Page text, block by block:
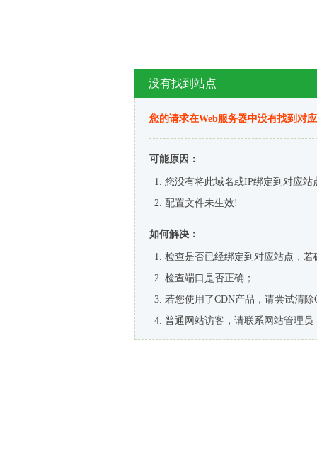
没有找到站点
您的请求在Web服务器中没有找到对
可能原因：
您没有将此域名或IP绑定到对应站
配置文件未生效!
如何解决：
检查是否已经绑定到对应站点，
检查端口是否正确；
若您使用了CDN产品，请尝试清除
普通网站访客，请联系网站管理员